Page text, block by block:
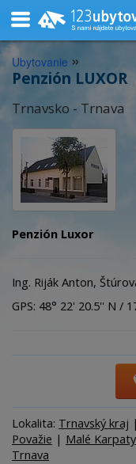
Ubytovanie »
Penzión LUXOR
Trnavsko - Trnava
Penzión Luxor
Ing. Riják Anton,
GPS: 48° 22' 20.5'' N /
Lokalita: Trnavský kraj |
Považie | Malé Karpaty
Trnava